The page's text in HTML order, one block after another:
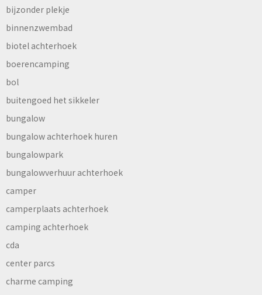
bijzonder plekje
binnenzwembad
biotel achterhoek
boerencamping
bol
buitengoed het sikkeler
bungalow
bungalow achterhoek huren
bungalowpark
bungalowverhuur achterhoek
camper
camperplaats achterhoek
camping achterhoek
cda
center parcs
charme camping